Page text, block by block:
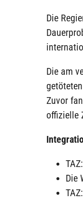
Die
Die am
Zuvor
offizielle
TAZ:
Die
TAZ: